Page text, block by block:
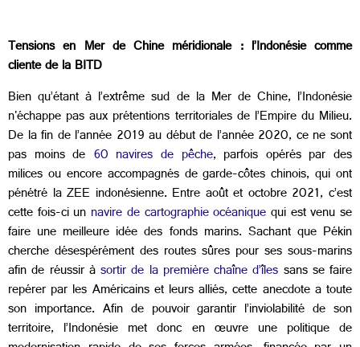
Tensions en Mer de Chine méridionale : l’Indonésie comme
cliente de la BITD
Bien qu’étant à l’extrême sud de la Mer de Chine, l’Indonésie
n'échappe pas aux prétentions territoriales de l’Empire du Milieu.
De la fin de l’année 2019 au début de l’année 2020, ce ne sont
pas moins de 60 navires de pêche, parfois opérés par des
milices ou encore accompagnés de garde-côtes chinois, qui ont
pénétré la ZEE indonésienne. Entre août et octobre 2021, c’est
cette fois-ci un navire de cartographie océaniquequi est venu se
faire une meilleure idée des fonds marins. Sachant que Pékin
cherche désespérément des routes sûres pour ses sous-marins
afin de réussir àsortir de la première chaîne d’îles sans se faire
repérer par les Américains et leurs alliés, cette anecdote a toute
son importance. Afin de pouvoir garantir l’inviolabilité de son
territoire, l’Indonésie met donc en œuvre une politique de